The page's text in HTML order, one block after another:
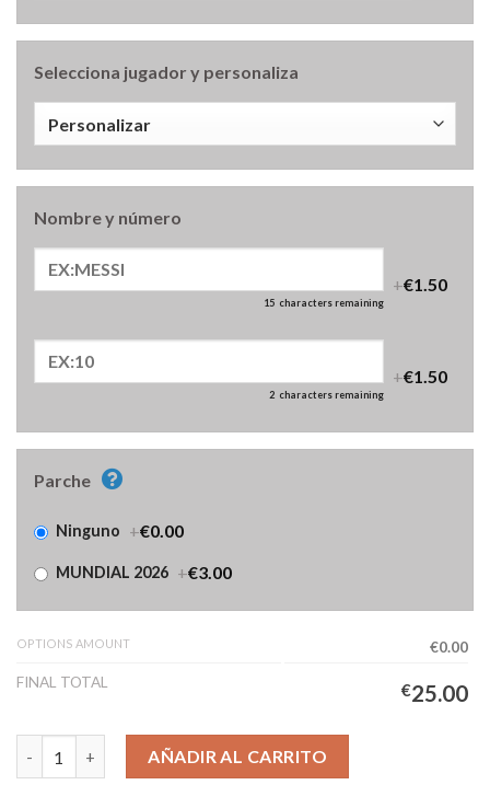
Selecciona jugador y personaliza
Nombre y número
15 characters remaining
+€1.50
2 characters remaining
+€1.50
Parche
Ninguno +€0.00
MUNDIAL 2026 +€3.00
OPTIONS AMOUNT
€0.00
FINAL TOTAL
€25.00
Camiseta Bélgica Segunda Equipación Mujer 2026/2027 cantidad
AÑADIR AL CARRITO